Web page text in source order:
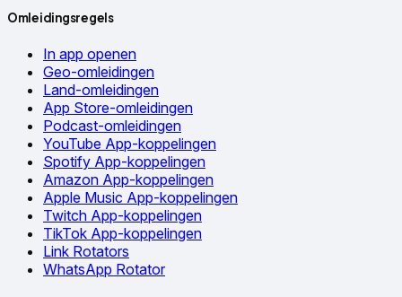
Omleidingsregels
In app openen
Geo-omleidingen
Land-omleidingen
App Store-omleidingen
Podcast-omleidingen
YouTube App-koppelingen
Spotify App-koppelingen
Amazon App-koppelingen
Apple Music App-koppelingen
Twitch App-koppelingen
TikTok App-koppelingen
Link Rotators
WhatsApp Rotator